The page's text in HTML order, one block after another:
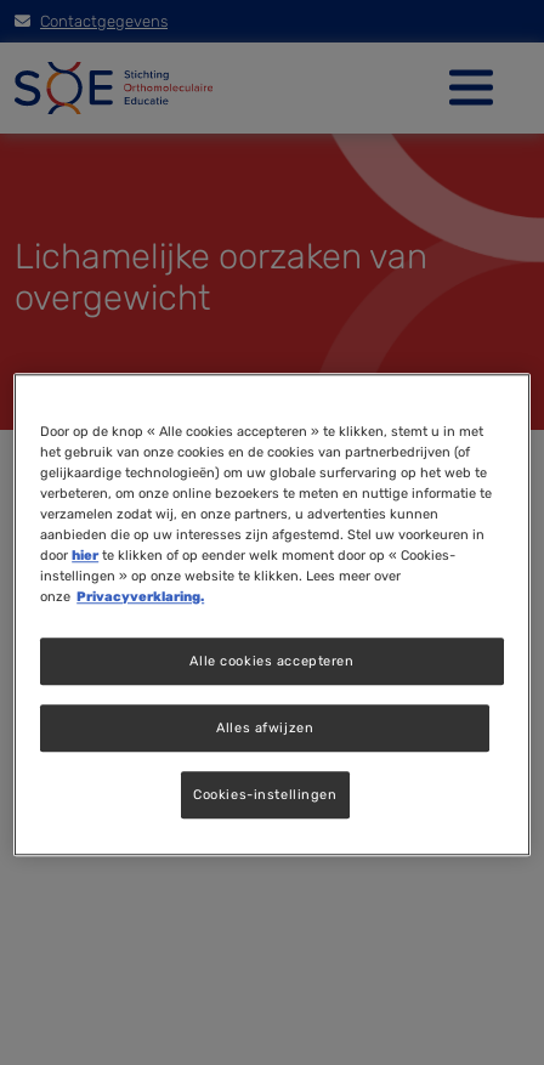
Contactgegevens
Lichamelijke oorzaken van
overgewicht
Door op de knop « Alle cookies accepteren » te klikken, stemt u in met
het gebruik van onze cookies en de cookies van partnerbedrijven (of
gelijkaardige technologieën) om uw globale surfervaring op het web te
verbeteren, om onze online bezoekers te meten en nuttige informatie te
verzamelen zodat wij, en onze partners, u advertenties kunnen
aanbieden die op uw interesses zijn afgestemd. Stel uw voorkeuren in
doorhierte klikken of op eender welk moment door op « Cookies-
instellingen » op onze website te klikken. Lees meer over
onze Privacyverklaring.
Alles afwijzen
Alle cookies accepteren
Cookies-instellingen